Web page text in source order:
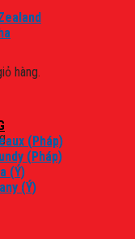
hàng.
(Pháp)
(Pháp)
(Ý)
(Ý)